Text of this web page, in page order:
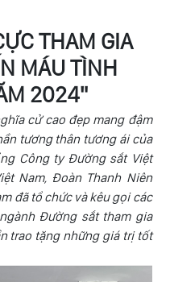
THAM GIA
MÁU TÌNH
2024"
cử cao đẹp mang đậm
tương thân tương ái của
Công ty Đường sắt Việt
Nam, Đoàn Thanh Niên
đã tổ chức và kêu gọi các
Đường sắt tham gia
trao tặng những giá trị tốt